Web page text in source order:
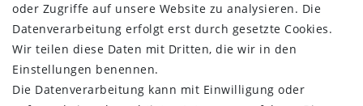
Montage in Maintal / Hessen
Täglicher Versand mit DHL
Versandkostenfrei ab 20€
Same-Day Versand bei Zahlungseingang bis 13:00 Uhr
oder Zugriffe auf unsere Website zu analysieren. Die
Datenverarbeitung erfolgt erst durch gesetzte Cookies.
Wir teilen diese Daten mit Dritten, die wir in den
Einstellungen benennen.
Die Datenverarbeitung kann mit Einwilligung oder